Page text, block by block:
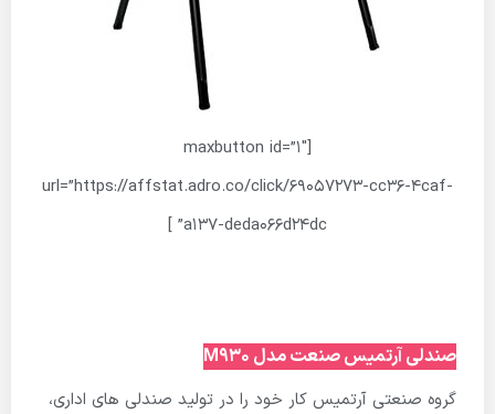
[maxbutton id=”1″
url=”https://affstat.adro.co/click/69057273-cc36-4caf-
a137-deda066d24dc” ]
صندلی آرتمیس صنعت مدل M930
گروه صنعتی آرتمیس کار خود را در تولید صندلی های اداری،